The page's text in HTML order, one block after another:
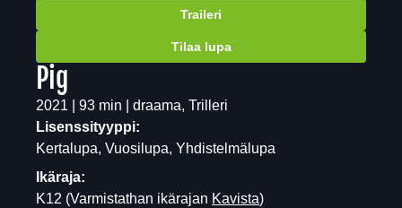
Traileri
Tilaa lupa
Pig
2021 | 93 min | draama, Trilleri
Lisenssityyppi:
Kertalupa, Vuosilupa, Yhdistelmälupa
Ikäraja:
K12 (Varmistathan ikärajan Kavista)